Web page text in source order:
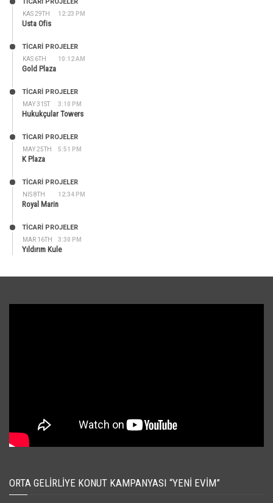
KAS 29TH 12:23 PM
TİCARİ PROJELER
Usta Ofis
KAS 6TH 10:12 AM
TİCARİ PROJELER
Gold Plaza
MAY 31ST 3:10 PM
TİCARİ PROJELER
Hukukçular Towers
MAY 25TH 5:51 PM
TİCARİ PROJELER
K Plaza
NIS 8TH 12:34 PM
TİCARİ PROJELER
Royal Marin
MAR 16TH 3:30 PM
TİCARİ PROJELER
Yıldırım Kule
ORTA GELIRLIYE KONUT KAMPANYASI “YENI EVIM”